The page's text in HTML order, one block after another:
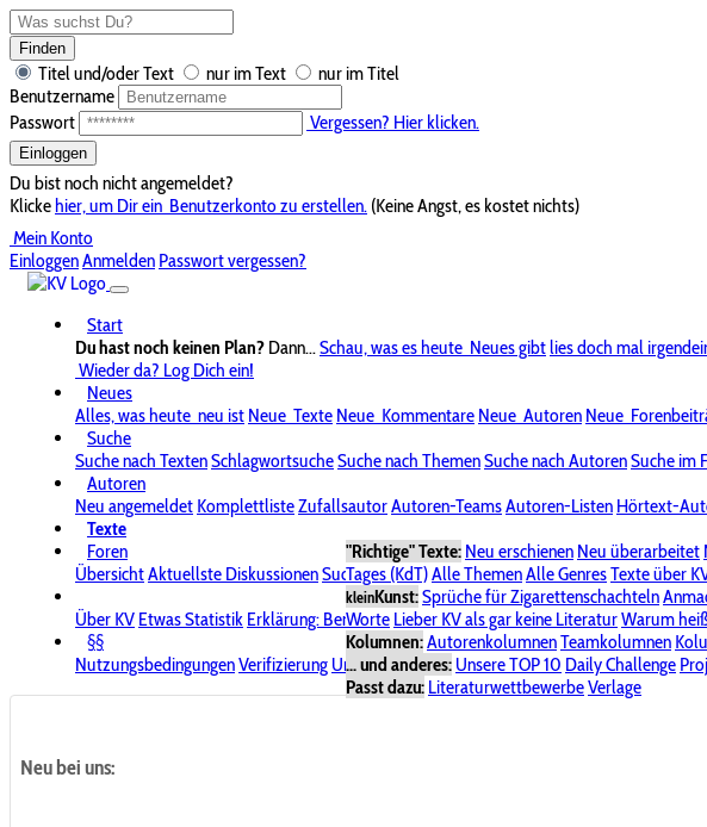
Finden
Titel und/oder Text nur im Text
nur im Titel
Benutzername
Passwort
Vergessen? Hier klicken.
Einloggen
Du bist noch nicht angemeldet?
Klickehier, um Dir ein Benutzerkonto zu erstellen. (Keine Angst, es kostet nichts)
Mein Konto
EinloggenAnmelden Passwort vergessen?
Start
Du hast noch keinen Plan? Dann...Schau, was es heute Neues gibtlies doch mal
Wieder da? Log Dich ein!
Neues
Alles, was heute neu ist Neue Texte Neue Kommentare Neue Autoren Neue
Suche
Suche nach TextenSchlagwortsucheSuche nach ThemenSuche nach AutorenSuche im
Autoren
Neu angemeldet KomplettlisteZufallsautorAutoren-TeamsAutoren-Listen Hörtext-
Texte
"Richtige" Texte: Neu erschienen Neu überarbeitet
Tages (KdT)Alle ThemenAlle GenresTexte über
kleinKunst:Sprüche für Zigarettenschachteln
Worte Lieber KV als gar keine LiteraturWarum
Kolumnen:AutorenkolumnenTeamkolumnen
... und anderes: Unsere TOP 10 Daily Challenge
Passt dazu: LiteraturwettbewerbeVerlage
Foren
ÜbersichtAktuellste DiskussionenSuche im ForumBereich "KV-Board"Bereich
Über KV Etwas Statistik Erklärung: BenutzersymboleSpende für KV Unsere Spenderliste
§§
NutzungsbedingungenVerifizierung UrheberrechtAvatare & BilderStalking
Neu bei uns: